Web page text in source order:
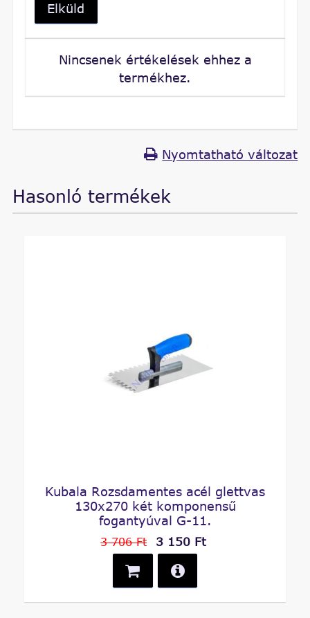
Elküld
Nincsenek értékelések ehhez a
termékhez.
Nyomtatható változat
Hasonló termékek
Kubala Rozsdamentes acél glettvas
130x270 két komponensű
fogantyúval G-11.
3 706 Ft 3 150 Ft